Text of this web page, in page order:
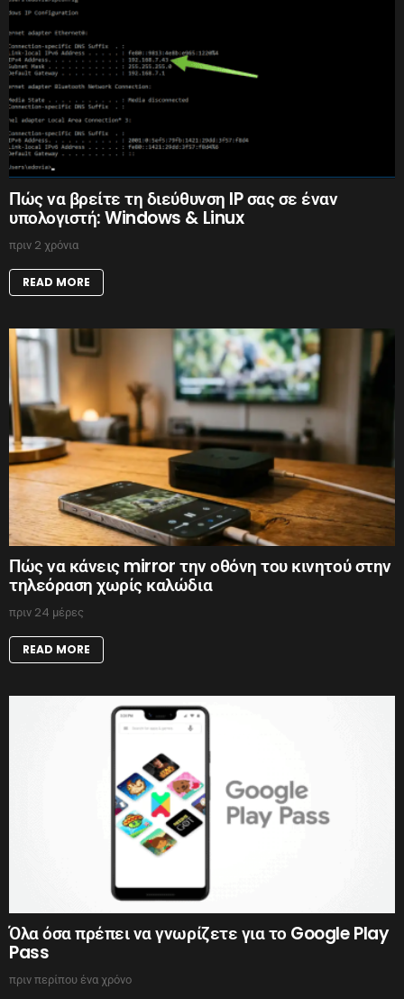
Πώς να βρείτε τη διεύθυνση IP σας σε έναν
υπολογιστή: Windows & Linux
πριν 2 χρόνια
READ MORE
Πώς να κάνεις mirror την οθόνη του κινητού στην
τηλεόραση χωρίς καλώδια
πριν 24 μέρες
READ MORE
Όλα όσα πρέπει να γνωρίζετε για το Google Play
Pass
πριν περίπου ένα χρόνο